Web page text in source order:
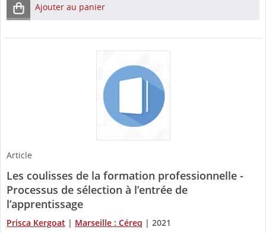
Ajouter au panier
Article
Les coulisses de la formation professionnelle -
Processus de sélection à l’entrée de
l’apprentissage
Prisca Kergoat | Marseille : Céreq | 2021